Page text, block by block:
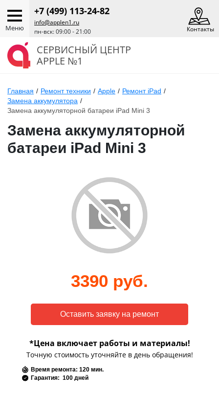
Меню
+7 (499) 113-24-82
info@applen1.ru
пн-вск: 09:00 - 21:00
Контакты
СЕРВИСНЫЙ ЦЕНТР
APPLE №1
Главная / Ремонт техники / Apple / Ремонт iPad /
Замена аккумулятора /
Замена аккумуляторной батареи iPad Mini 3
Замена аккумуляторной
батареи iPad Mini 3
3390 руб.
*Цена включает работы и материалы!
Точную стоимость уточняйте в день обращения!
Время ремонта: 120 мин.
Гарантия: 100 дней